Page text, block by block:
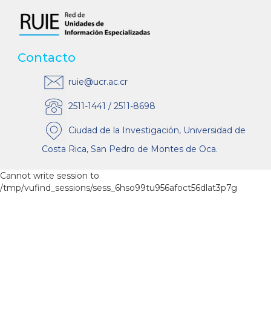
Contacto
ruie@ucr.ac.cr
2511-1441 / 2511-8698
Ciudad de la Investigación, Universidad de
Costa Rica, San Pedro de Montes de Oca.
Cannot write session to
/tmp/vufind_sessions/sess_6hso99tu956afoct56dlat3p7g